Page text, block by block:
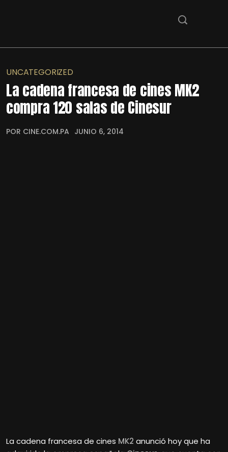
UNCATEGORIZED
La cadena francesa de cines MK2
compra 120 salas de Cinesur
POR CINE.COM.PA JUNIO 6, 2014
La cadena francesa de cines MK2 anunció hoy que ha